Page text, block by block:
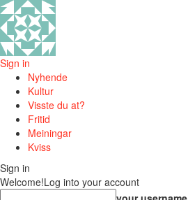
Sign in
Nyhende
Kultur
Visste du at?
Fritid
Meiningar
Kviss
Sign in
Welcome!Log into your account